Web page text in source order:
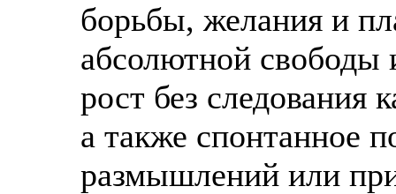
борьбы, желания и
абсолютной свободы
рост без
а также спонтанное
размышлений или